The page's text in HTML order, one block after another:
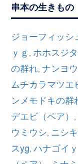
串本の生きもの
ジョーフィッシ
ｙｇ , ホホスジ
の群れ,ナンヨ
ムチカラマツエ
ンメモドキの群
デエビ（ペア） ,
ウミウシ, ニシ
スyg,ハナゴイ